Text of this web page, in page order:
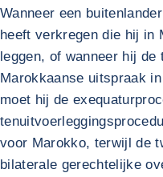
Wanneer een
heeft verkregen die hij in
leggen, of wanneer hij de
Marokkaanse uitspraak
moet hij de
voor Marokko, terwijl de
bilaterale gerechtelijke